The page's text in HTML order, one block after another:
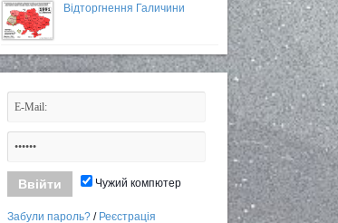
Відторгнення Галичини
Чужий компютер
Забули пароль? / Реєстрація